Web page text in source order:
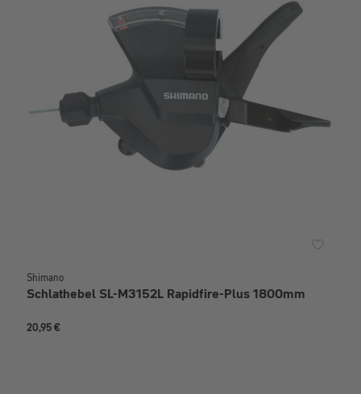
Shimano
Schlathebel SL-M3152L Rapidfire-Plus 1800mm
20,95 €